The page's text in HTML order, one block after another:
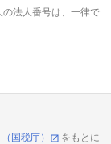
法人番号は、一律で
国税庁）
をもとに